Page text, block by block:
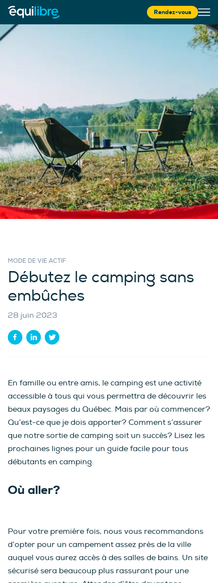
Rendez-vous
MODE DE VIE ACTIF
Débutez le camping sans
embûches
28 juin 2023
En famille ou entre amis, le camping est une activité
accessible à tous qui vous permettra de découvrir les
beaux paysages du Québec. Mais par où commencer?
Qu’est-ce que je dois apporter? Comment s’assurer
que notre sortie de camping soit un succès? Lisez les
prochaines lignes pour un guide facile pour tous
débutants en camping.
Où aller?
Pour votre première fois, nous vous recommandons
d’opter pour un campement assez près de la ville
auquel vous aurez accès à des salles de bains. Un site
sécurisé sera beaucoup plus rassurant pour une